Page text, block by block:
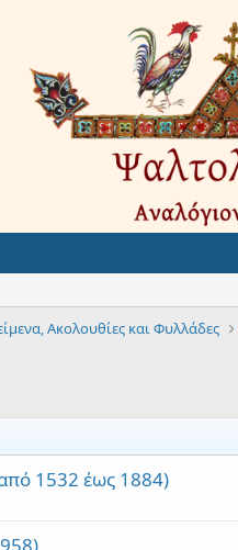
Ακολουθίες και Φυλλάδες
1532 έως 1884)